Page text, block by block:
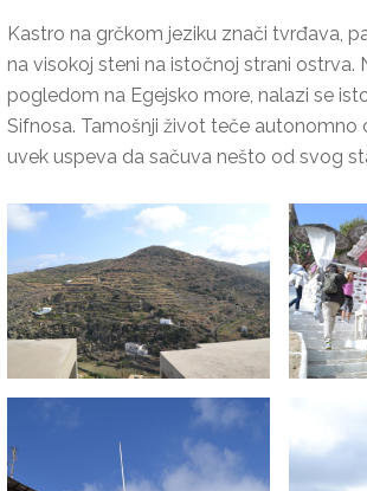
Kastro na grčkom jeziku znači tvrđava,
na visokoj steni na istočnoj strani ostrva.
pogledom na Egejsko more, nalazi se
Sifnosa. Tamošnji život teče autonomno
uvek uspeva da sačuva nešto od svog